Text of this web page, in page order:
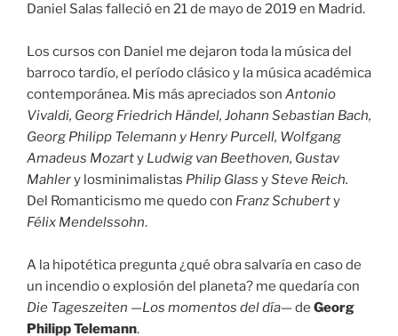
Daniel Salas falleció en 21 de mayo de 2019 en Madrid.
Los cursos con Daniel me dejaron toda la música del
barroco tardío, el período clásico y la música académica
contemporánea. Mis más apreciados son Antonio
Vivaldi, Georg Friedrich Händel, Johann Sebastian Bach,
Georg Philipp Telemann y Henry Purcell, Wolfgang
Amadeus Mozarty Ludwig van Beethoven, Gustav
Mahlery losminimalistas Philip Glass ySteve Reich.
Del Romanticismo me quedo con Franz Schuberty
Félix Mendelssohn.
A la hipotética pregunta ¿qué obra salvaría en caso de
un incendio o explosión del planeta? me quedaría con
Die Tageszeiten —Los momentos del día— de Georg
Philipp Telemann.